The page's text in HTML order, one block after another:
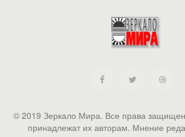
© 2019 Зеркало Мира. Все права
принадлежат их авторам. Мнение